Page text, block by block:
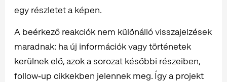
egy részletet a képen.
A beérkező reakciók nem különálló visszajelzések
maradnak: ha új információk vagy történetek
kerülnek elő, azok a sorozat későbbi részeiben,
follow‑up cikkekben jelennek meg. Így a projekt